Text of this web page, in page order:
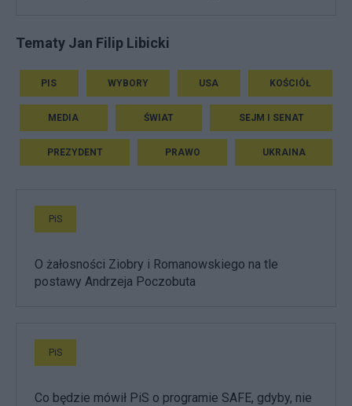
Tematy Jan Filip Libicki
PIS WYBORY USA KOŚCIÓŁ
MEDIA ŚWIAT SEJM I SENAT
PREZYDENT PRAWO UKRAINA
PiS
O żałosności Ziobry i Romanowskiego na tle
postawy Andrzeja Poczobuta
PiS
Co będzie mówił PiS o programie SAFE, gdyby, nie